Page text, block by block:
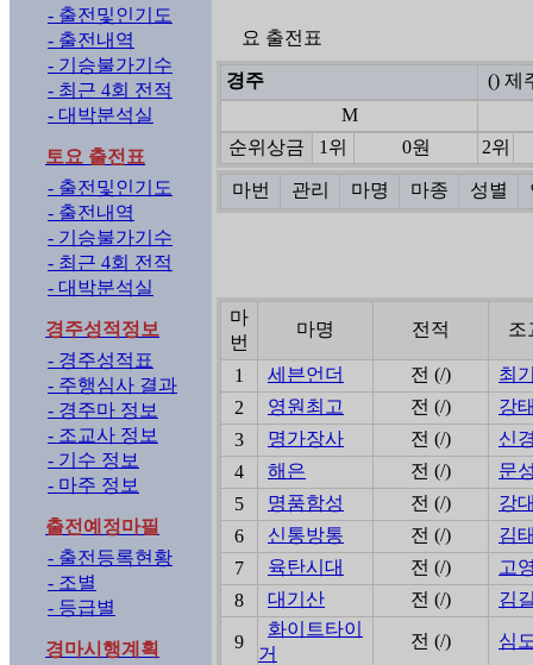
- 출전및인기도
- 출전내역
- 기승불가기수
- 최근 4회 전적
- 대박분석실
토요 출전표
- 출전및인기도
- 출전내역
- 기승불가기수
- 최근 4회 전적
- 대박분석실
경주성적정보
- 경주성적표
- 주행심사 결과
- 경주마 정보
- 조교사 정보
- 기수 정보
- 마주 정보
출전예정마필
- 출전등록현황
- 조별
- 등급별
경마시행계획
요 출전표
경주
() 제
M
순위상금
1위 0원 2위
마번 관리 마명 마종 성별
마
번
마명 전적 조
1 세븐언더 전 (/)
최
2
영원최고 전 (/)
강
3
명가장사 전 (/)
신
4
해은 전 (/)
문
5
명품함성 전 (/)
강
6
신통방통 전 (/)
김
7
육탄시대 전 (/)
고
8
대기산 전 (/) 김
9
화이트타이
거
전 (/) 심